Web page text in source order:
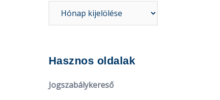
Hasznos oldalak
Jogszabálykereső